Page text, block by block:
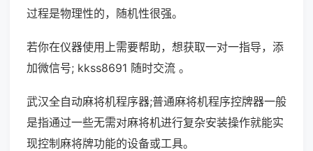
过程是物理性的，随机性很强。
若你在仪器使用上需要帮助，想获取一对一指导，添
加微信号; kkss8691 随时交流 。
武汉全自动麻将机程序器;普通麻将机程序控牌器一般
是指通过一些无需对麻将机进行复杂安装操作就能实
现控制麻将牌功能的设备或工具。